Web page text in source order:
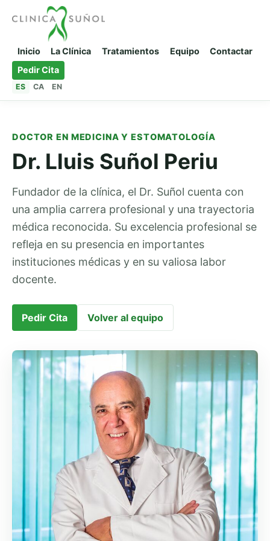
Inicio La Clínica Tratamientos Equipo
Contactar
Pedir Cita
ES CA EN
DOCTOR EN MEDICINA Y ESTOMATOLOGÍA
Dr. Lluis Suñol Periu
Fundador de la clínica, el Dr. Suñol cuenta con
una amplia carrera profesional y una trayectoria
médica reconocida. Su excelencia profesional se
refleja en su presencia en importantes
instituciones médicas y en su valiosa labor
docente.
Pedir Cita Volver al equipo